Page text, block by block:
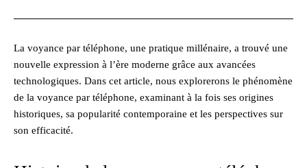
La voyance par téléphone, une pratique millénaire, a trouvé une
nouvelle expression à l’ère moderne grâce aux avancées
technologiques. Dans cet article, nous explorerons le phénomène
de la voyance par téléphone, examinant à la fois ses origines
historiques, sa popularité contemporaine et les perspectives sur
son efficacité.